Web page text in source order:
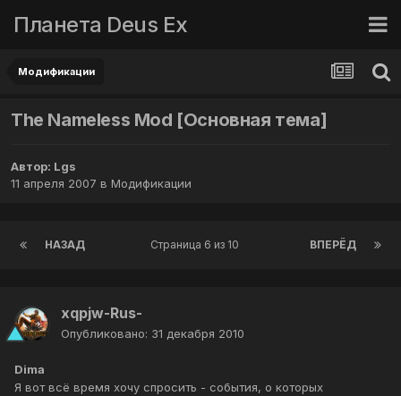
Планета Deus Ex
Модификации
The Nameless Mod [Основная тема]
Автор: Lgs
11 апреля 2007 в Модификации
НАЗАД ВПЕРЁД
Страница 6 из 10
xqpjw-Rus-
Опубликовано: 31 декабря 2010
Dima
Я вот всё время хочу спросить - события, о которых